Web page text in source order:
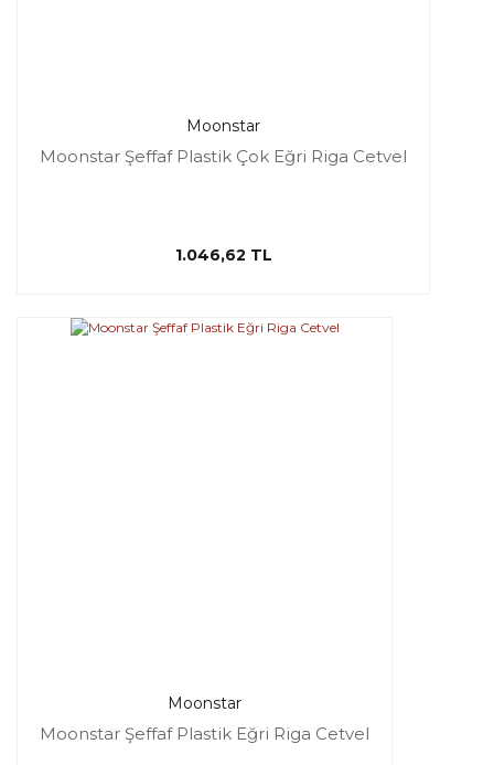
Moonstar
Moonstar Şeffaf Plastik Çok Eğri Riga Cetvel
1.046,62 TL
Moonstar
Moonstar Şeffaf Plastik Eğri Riga Cetvel